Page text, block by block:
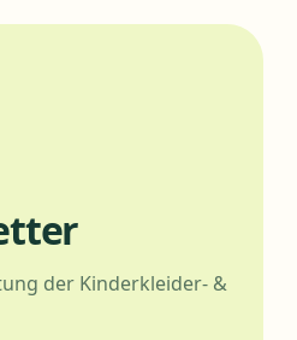
der Kinderkleider- &